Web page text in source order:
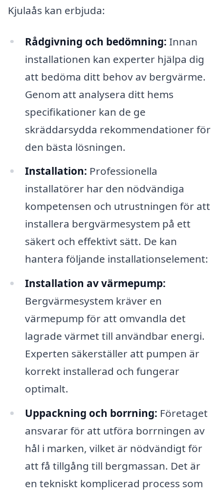
Kjulaås kan erbjuda:
Rådgivning och bedömning: Innan
installationen kan experter hjälpa dig
att bedöma ditt behov av bergvärme.
Genom att analysera ditt hems
specifikationer kan de ge
skräddarsydda rekommendationer för
den bästa lösningen.
Installation: Professionella
installatörer har den nödvändiga
kompetensen och utrustningen för att
installera bergvärmesystem på ett
säkert och effektivt sätt. De kan
hantera följande installationselement:
Installation av värmepump:
Bergvärmesystem kräver en
värmepump för att omvandla det
lagrade värmet till användbar energi.
Experten säkerställer att pumpen är
korrekt installerad och fungerar
optimalt.
Uppackning och borrning: Företaget
ansvarar för att utföra borrningen av
hål i marken, vilket är nödvändigt för
att få tillgång till bergmassan. Det är
en tekniskt komplicerad process som